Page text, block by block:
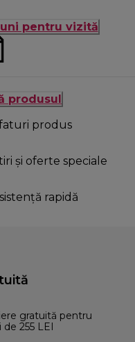
pentru vizită
produsul
produs
și oferte speciale
rapidă
gratuită pentru
255 LEI